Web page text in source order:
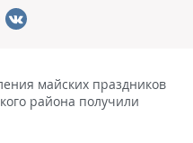
майских праздников
района получили